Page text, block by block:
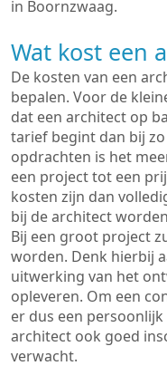
in Boornzwaag.
Wat kost een
De kosten van een
bepalen. Voor de
dat een architect op
tarief begint dan bij
opdrachten is het
een project tot een
kosten zijn dan
bij de architect
Bij een groot project
worden. Denk hierbij
uitwerking van het
opleveren. Om een
er dus een
architect ook goed
verwacht.